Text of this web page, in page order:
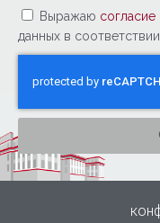
Выражаю согласие
данных в